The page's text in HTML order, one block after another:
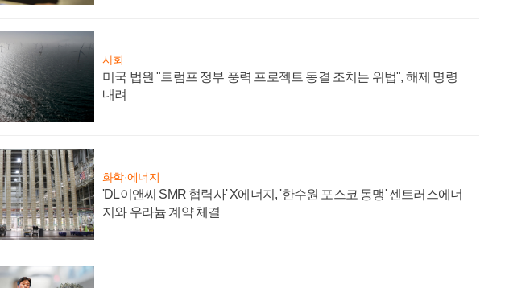
사회
미국 법원 "트럼프 정부 풍력 프로젝트 동결 조치는 위법", 해제 명령
내려
화학·에너지
'DL이앤씨 SMR 협력사' X에너지, '한수원 포스코 동맹' 센트러스에너
지와 우라늄 계약 체결